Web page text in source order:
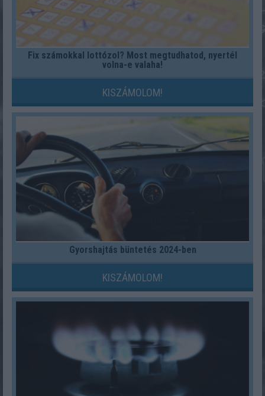
Fix számokkal lottózol? Most megtudhatod, nyertél
volna-e valaha!
KISZÁMOLOM!
Gyorshajtás büntetés 2024-ben
KISZÁMOLOM!